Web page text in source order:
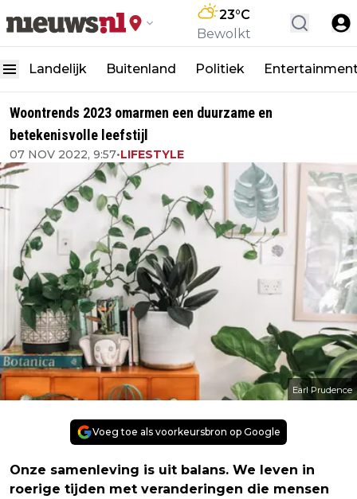
23°C
Bewolkt
Landelijk Buitenland Politiek
Woontrends 2023 omarmen een duurzame en
betekenisvolle leefstijl
07 NOV 2022, 9:57•LIFESTYLE
Earl Prudence
Voeg toe als voorkeursbron op Google
Onze samenleving is uit balans. We leven in
roerige tijden met veranderingen die mensen